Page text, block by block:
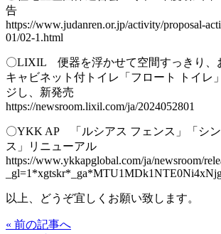
告
https://www.judanren.or.jp/activity/proposal-
01/02-1.html
〇LIXIL 便器を浮かせて空間すっきり、
キャビネット付トイレ「フロート トイレ
ジし、新発売
https://newsroom.lixil.com/ja/2024052801
〇YKK AP 「ルシアス フェンス」「シ
ス」リニューアル
https://www.ykkapglobal.com/ja/newsroom/
以上、どうぞ宜しくお願い致します。
« 前の記事へ